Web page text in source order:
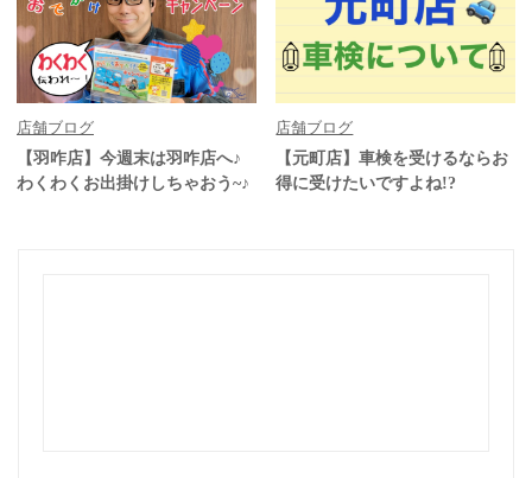
店舗ブログ
【羽咋店】今週末は羽咋店へ♪
わくわくお出掛けしちゃおう~♪
店舗ブログ
【元町店】車検を受けるならお
得に受けたいですよね!?